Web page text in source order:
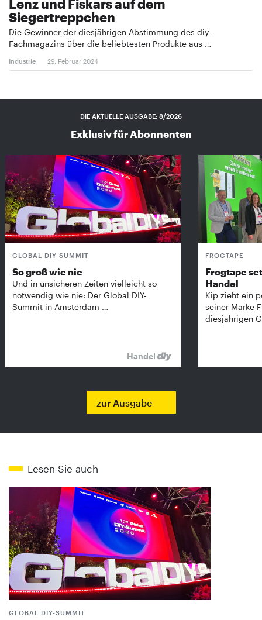
Lenz und Fiskars auf dem
Siegertreppchen
Die Gewinner der diesjährigen Abstimmung des diy-
Fachmagazins über die beliebtesten Produkte aus …
Industrie 29. Februar 2024
DIE AKTUELLE AUSGABE: 8/2026
Exklusiv für Abonnenten
GLOBAL DIY-SUMMIT
So groß wie nie
Und in unsicheren Zeiten vielleicht so
notwendig wie nie: Der Global DIY-
Summit in Amsterdam …
Handel
FROGTAPE
Frogtape
Handel
Kip zieht ein
seiner Marke
diesjährigen
zur Ausgabe
Lesen Sie auch
GLOBAL DIY-SUMMIT